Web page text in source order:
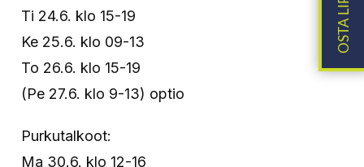
Ti 24.6. klo 15-19
Ke 25.6. klo 09-13
To 26.6. klo 15-19
(Pe 27.6. klo 9-13) optio
Purkutalkoot:
Ma 30.6. klo 12-16